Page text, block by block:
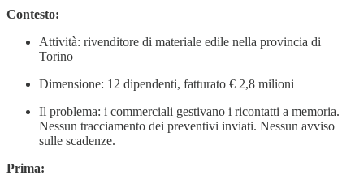
Contesto:
Attività: rivenditore di materiale edile nella provincia di
Torino
Dimensione: 12 dipendenti, fatturato € 2,8 milioni
Il problema: i commerciali gestivano i ricontatti a memoria.
Nessun tracciamento dei preventivi inviati. Nessun avviso
sulle scadenze.
Prima: